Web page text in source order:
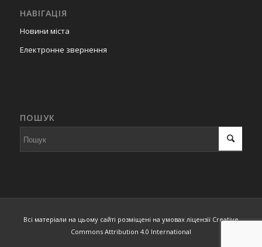
НАВІГАЦІЯ
Новини міста
Електронне звернення
ПОШУК
Всі матеріали на цьому сайті розміщені на умовах ліцензії Creative
Commons Attribution 4.0 International